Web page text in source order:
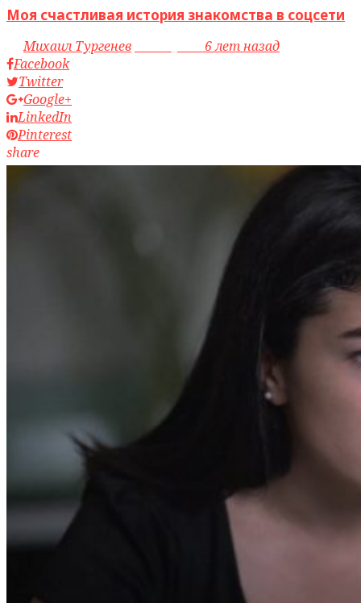
Моя счастливая история знакомства в соцсети
byМихаил Тургенев
6 лет назад
Facebook
Twitter
Google+
LinkedIn
Pinterest
share